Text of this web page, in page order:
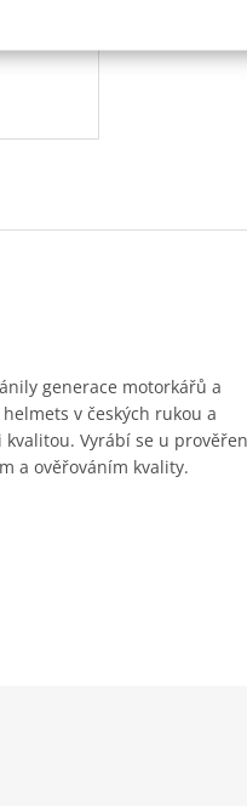
generace motorkářů a
v českých rukou a
Vyrábí se u
a ověřováním kvality.